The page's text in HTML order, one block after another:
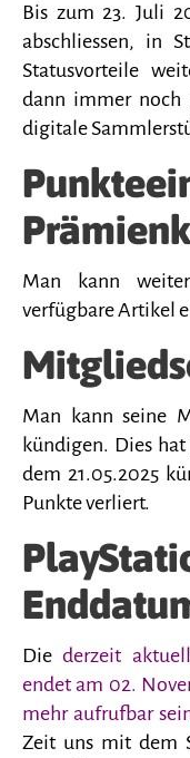
Bis zum 23. Juli
abschliessen, in
Statusvorteile
dann immer noch
digitale
Man kann
verfügbare Artikel
Man kann seine
kündigen. Dies
dem 21.05.2025
Punkte verliert.
Diederzeit
endet am 02.
mehr aufrufbar
Zeit uns mit dem